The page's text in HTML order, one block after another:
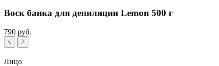
Воск банка для депиляции Lemon 500 г
790 руб.
Лицо